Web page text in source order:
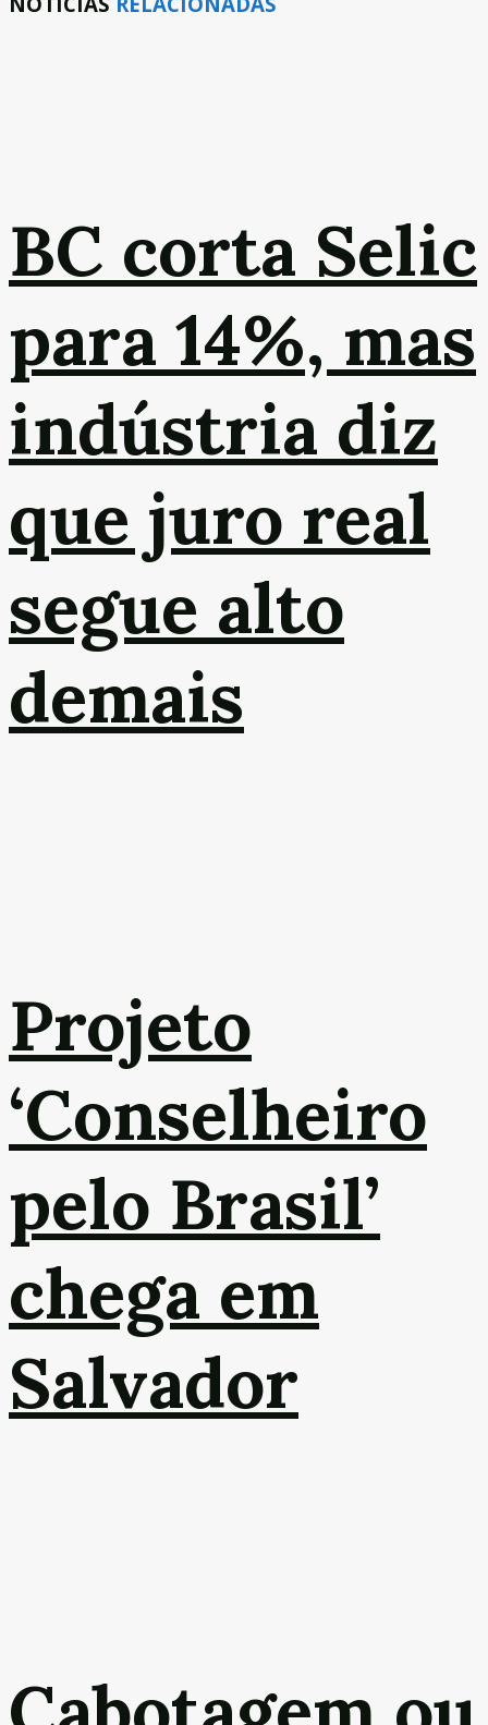
BC corta Selic
para 14%, mas
indústria diz
que juro real
segue alto
demais
Projeto
‘Conselheiro
pelo Brasil’
chega em
Salvador